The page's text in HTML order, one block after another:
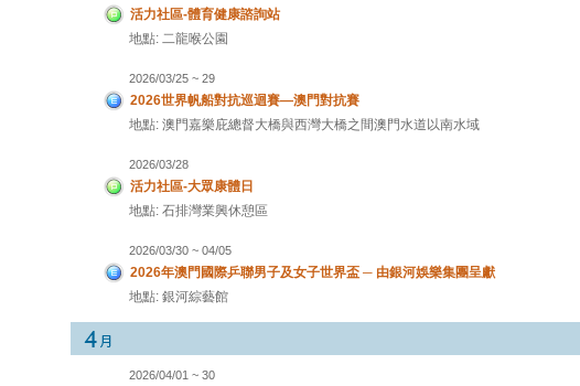
活力社區-體育健康諮詢站
地點: 二龍喉公園
2026/03/25 ~ 29
2026世界帆船對抗巡迴賽—澳門對抗賽
地點: 澳門嘉樂庇總督大橋與西灣大橋之間澳門水道以南水域
2026/03/28
活力社區-大眾康體日
地點: 石排灣業興休憩區
2026/03/30 ~ 04/05
2026年澳門國際乒聯男子及女子世界盃 ─ 由銀河娛樂集團呈獻
地點: 銀河綜藝館
2026/04/01 ~ 30